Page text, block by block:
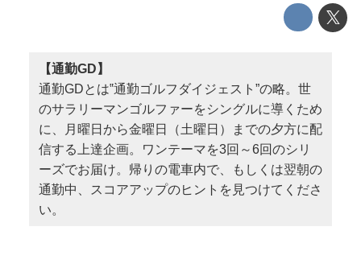
【通勤GD】
通勤GDとは‟通勤ゴルフダイジェスト”の略。世
のサラリーマンゴルファーをシングルに導くため
に、月曜日から金曜日（土曜日）までの夕方に配
信する上達企画。ワンテーマを3回～6回のシリ
ーズでお届け。帰りの電車内で、もしくは翌朝の
通勤中、スコアアップのヒントを見つけてくださ
い。